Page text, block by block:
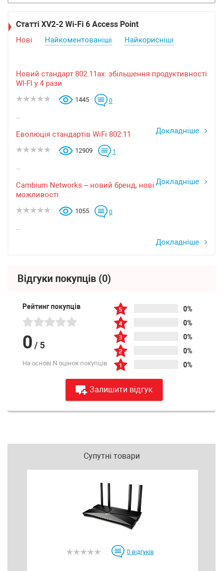
Статті XV2-2 Wi-Fi 6 Access Point
Нові Найкоментованіші Найкорисніші
Новий стандарт 802.11ax: збільшення продуктивності
WI-FI у 4 рази
1445 0
...
Докладніше
Еволюція стандартів WiFi 802.11
12909 1
...
Докладніше
Cambium Networks – новий бренд, нові
можливості
1055 0
...
Докладніше
Відгуки покупців (0)
Рейтинг покупців
0 / 5
На основі N оцінок покупців
0%
0%
0%
0%
0%
Залишити відгук
Супутні товари
0 відгуків